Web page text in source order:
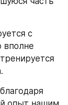
с
вполне